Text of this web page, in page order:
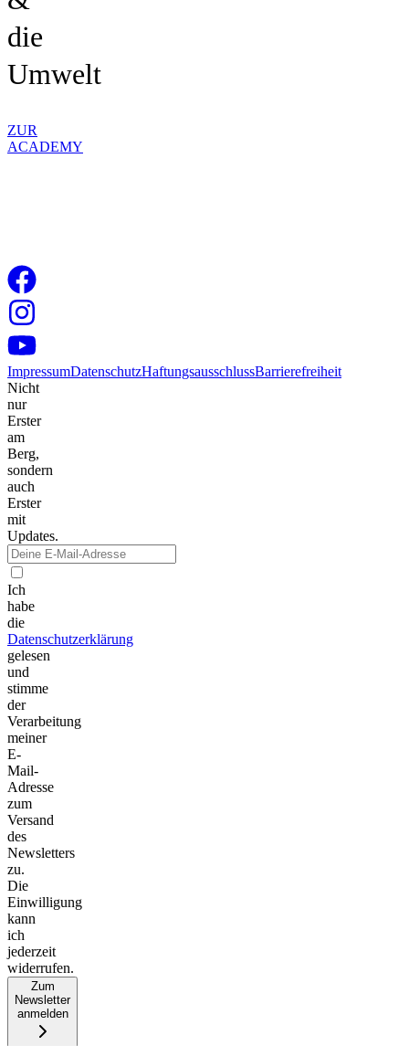
die
Umwelt
ZUR
ACADEMY
ImpressumDatenschutzHaftungsausschlussBarrierefreiheit
Nicht
nur
Erster
am
Berg,
sondern
auch
Erster
mit
Updates.
Ich
habe
die
Datenschutzerklärung
gelesen
und
stimme
der
Verarbeitung
meiner
E-
Mail-
Adresse
zum
Versand
des
Newsletters
zu.
Die
Einwilligung
kann
ich
jederzeit
widerrufen.
Zum
Newsletter
anmelden